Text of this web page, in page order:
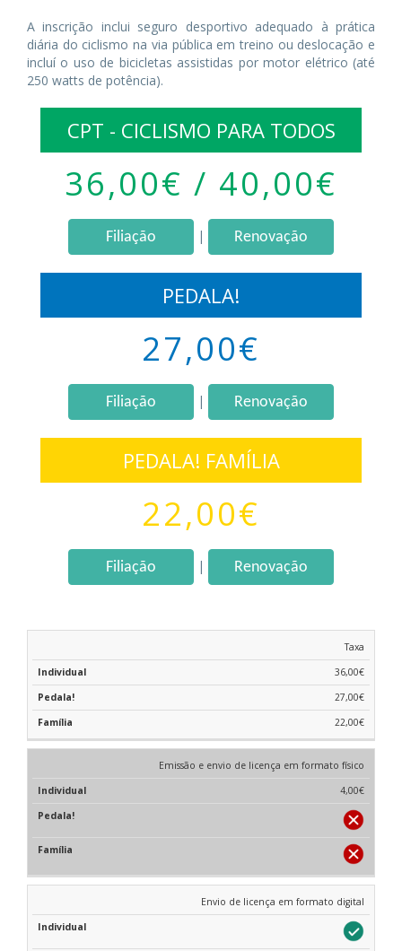
A inscrição inclui seguro desportivo adequado à prática
diária do ciclismo na via pública em treino ou deslocação e
incluí o uso de bicicletas assistidas por motor elétrico (até
250 watts de potência).
CPT - CICLISMO PARA TODOS
36,00€ / 40,00€
Filiação | Renovação
PEDALA!
27,00€
Filiação | Renovação
PEDALA! FAMÍLIA
22,00€
Filiação | Renovação
Taxa
36,00€
27,00€
22,00€
Emissão e envio de licença em formato físico
4,00€
Envio de licença em formato digital